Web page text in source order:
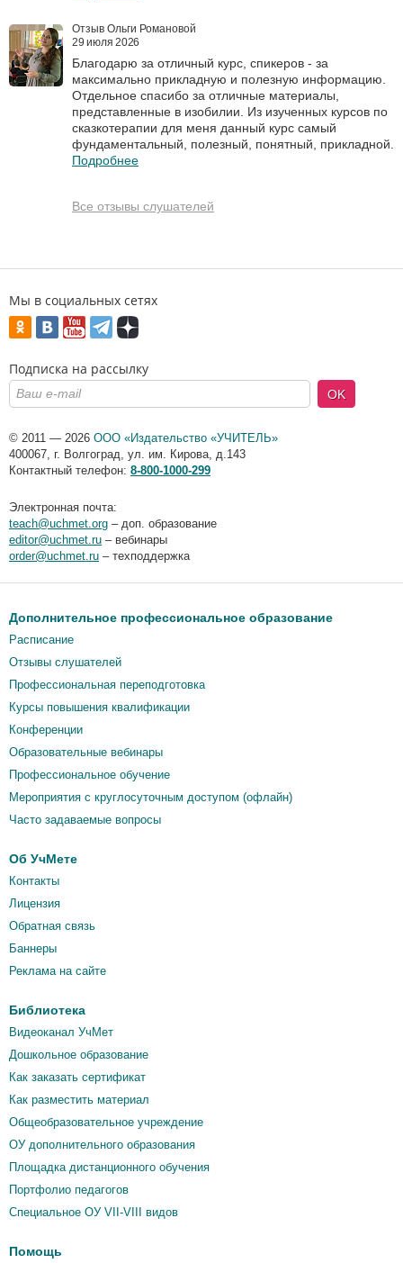
Отзыв Ольги Романовой
29 июля 2026
Благодарю за отличный курс, спикеров - за
максимально прикладную и полезную информацию.
Отдельное спасибо за отличные материалы,
представленные в изобилии. Из изученных курсов по
сказкотерапии для меня данный курс самый
фундаментальный, полезный, понятный, прикладной.
Подробнее
Все отзывы слушателей
Мы в социальных сетях
Подписка на рассылку
OK
© 2011 — 2026 ООО «Издательство «УЧИТЕЛЬ»
400067, г. Волгоград, ул. им. Кирова, д.143
Контактный телефон: 8-800-1000-299
Электронная почта:
teach@uchmet.org – доп. образование
editor@uchmet.ru – вебинары
order@uchmet.ru – техподдержка
Дополнительное профессиональное образование
Расписание
Отзывы слушателей
Профессиональная переподготовка
Курсы повышения квалификации
Конференции
Образовательные вебинары
Профессиональное обучение
Мероприятия c круглосуточным доступом (офлайн)
Часто задаваемые вопросы
Об УчМете
Контакты
Лицензия
Обратная связь
Баннеры
Реклама на сайте
Библиотека
Видеоканал УчМет
Дошкольное образование
Как заказать сертификат
Как разместить материал
Общеобразовательное учреждение
ОУ дополнительного образования
Площадка дистанционного обучения
Портфолио педагогов
Специальное ОУ VII-VIII видов
Помощь